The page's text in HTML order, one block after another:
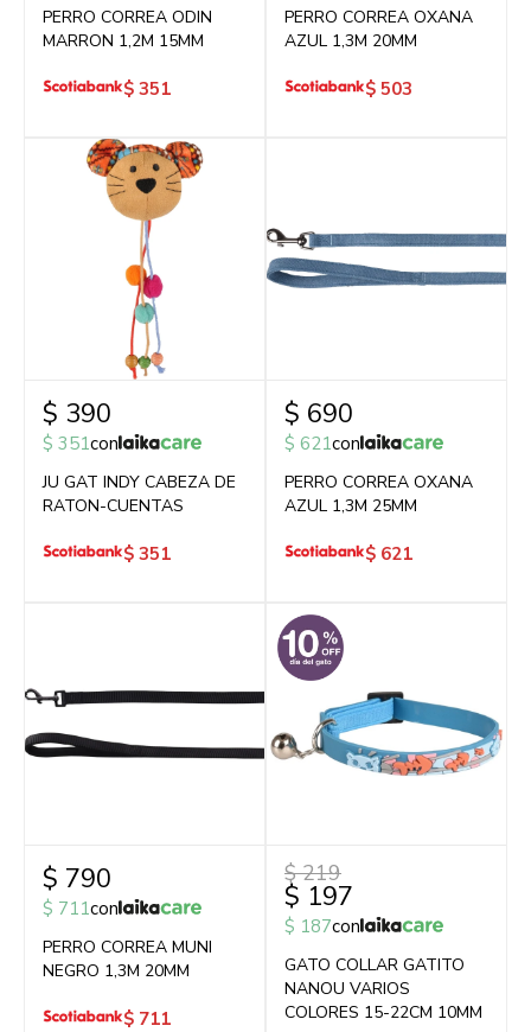
PERRO CORREA ODIN
MARRON 1,2M 15MM
$ 351
PERRO CORREA OXANA
AZUL 1,3M 20MM
$ 503
$ 390
$ 351con
JU GAT INDY CABEZA DE
RATON-CUENTAS
$ 351
$ 690
$ 621con
PERRO CORREA OXANA
AZUL 1,3M 25MM
$ 621
$ 790
$ 711con
PERRO CORREA MUNI
NEGRO 1,3M 20MM
$ 711
$ 197
$ 219
$ 187con
GATO COLLAR GATITO
NANOU VARIOS
COLORES 15-22CM 10MM